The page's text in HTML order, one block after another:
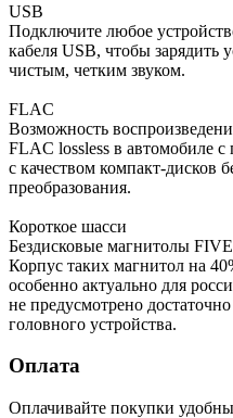
USB
Подключите любое
кабеля USB, чтобы зарядить
чистым, четким звуком.
FLAC
Возможность
FLAC lossless в автомобиле
с качеством компакт-дисков
преобразования.
Короткое шасси
Бездисковые магнитолы
Корпус таких магнитол на
особенно актуально для
не предусмотрено
головного устройства.
Оплата
Оплачивайте покупки